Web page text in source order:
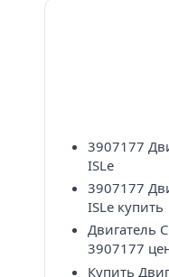
3907177
ISLe
3907177
ISLe купить
Двигатель
3907177
Купить